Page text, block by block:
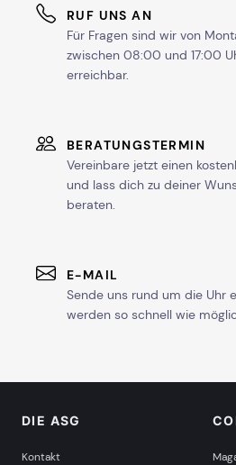
RUF UNS AN
Für Fragen sind wir von
zwischen 08:00 und 17:00
erreichbar.
BERATUNGSTERMIN
Vereinbare jetzt einen
und lass dich zu deiner
beraten.
E-MAIL
Sende uns rund um die Uhr
werden so schnell wie
DIE ASG
Kontakt